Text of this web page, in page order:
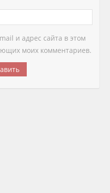
и адрес сайта в этом
моих комментариев.